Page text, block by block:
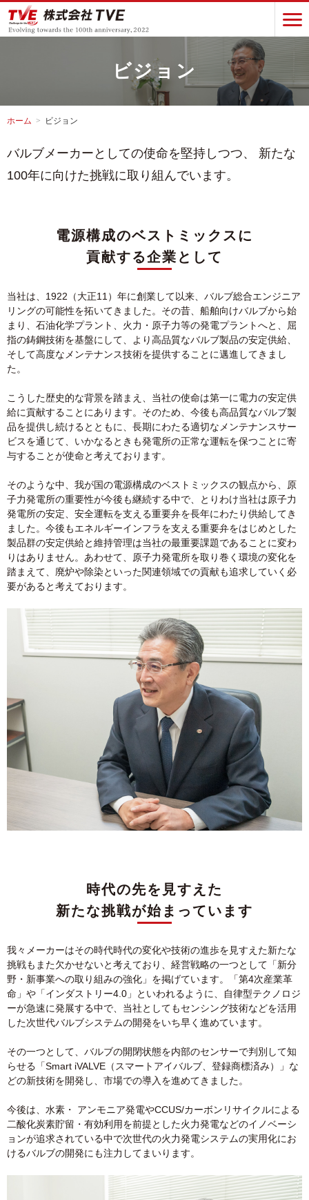
ビジョン
ホーム ビジョン
バルブメーカーとしての使命を堅持しつつ、
新たな
100年に向けた挑戦に取り組んでいます。
電源構成のベストミックスに
貢献する企業として
当社は、1922（大正11）年に創業して以来、バルブ総合エンジニア
リングの可能性を拓いてきました。その昔、船舶向けバルブから始
まり、石油化学プラント、火力・原子力等の発電プラントへと、屈
指の鋳鋼技術を基盤にして、より高品質なバルブ製品の安定供給、
そして高度なメンテナンス技術を提供することに邁進してきまし
た。
こうした歴史的な背景を踏まえ、当社の使命は第一に電力の安定供
給に貢献することにあります。そのため、今後も高品質なバルブ製
品を提供し続けるとともに、長期にわたる適切なメンテナンスサー
ビスを通じて、いかなるときも発電所の正常な運転を保つことに寄
与することが使命と考えております。
そのような中、我が国の電源構成のベストミックスの観点から、原
子力発電所の重要性が今後も継続する中で、とりわけ当社は原子力
発電所の安定、安全運転を支える重要弁を長年にわたり供給してき
ました。今後もエネルギーインフラを支える重要弁をはじめとした
製品群の安定供給と維持管理は当社の最重要課題であることに変わ
りはありません。あわせて、原子力発電所を取り巻く環境の変化を
踏まえて、廃炉や除染といった関連領域での貢献も追求していく必
要があると考えております。
時代の先を見すえた
新たな挑戦が始まっています
我々メーカーはその時代時代の変化や技術の進歩を見すえた新たな
挑戦もまた欠かせないと考えており、経営戦略の一つとして「新分
野・新事業への取り組みの強化」を掲げています。「第4次産業革
命」や「インダストリー4.0」といわれるように、自律型テクノロジ
ーが急速に発展する中で、当社としてもセンシング技術などを活用
した次世代バルブシステムの開発をいち早く進めています。
その一つとして、バルブの開閉状態を内部のセンサーで判別して知
らせる「Smart iVALVE（スマートアイバルブ、登録商標済み）」な
どの新技術を開発し、市場での導入を進めてきました。
今後は、水素・ アンモニア発電やCCUS/カーボンリサイクルによる
二酸化炭素貯留・有効利用を前提とした火力発電などのイノベーシ
ョンが追求されている中で次世代の火力発電システムの実用化にお
けるバルブの開発にも注力してまいります。